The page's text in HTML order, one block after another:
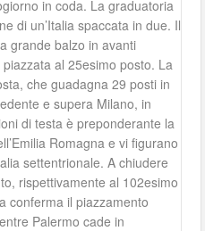
in coda. La graduatoria
di un’Italia spaccata in due. Il
grande balzo in avanti
al 25esimo posto. La
che guadagna 29 posti in
e supera Milano, in
di testa è preponderante la
Romagna e vi figurano
settentrionale. A chiudere
rispettivamente al 102esimo
conferma il piazzamento
Palermo cade in